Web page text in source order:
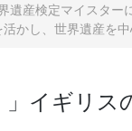
遺産検定マイスター
かし、世界遺産を
」イギリス